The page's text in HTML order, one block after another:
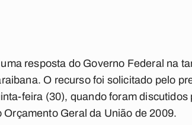
resposta do Governo Federal na
O recurso foi solicitado pelo
feira (30), quando foram discutidos
Geral da União de 2009.